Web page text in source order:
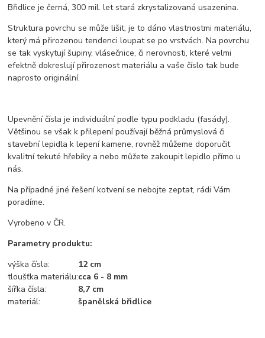
Břidlice je černá, 300 mil. let stará zkrystalizovaná usazenina.
Struktura povrchu se může lišit, je to dáno vlastnostmi materiálu,
který má přirozenou tendenci loupat se po vrstvách. Na povrchu
se tak vyskytují šupiny, vlásečnice, či nerovnosti, které velmi
efektně dokreslují přirozenost materiálu a vaše číslo tak bude
naprosto originální.
Upevnění čísla je individuální podle typu podkladu (fasády).
Většinou se však k přilepení používají běžná průmyslová či
stavební lepidla k lepení kamene, rovněž můžeme doporučit
kvalitní tekuté hřebíky a nebo můžete zakoupit lepidlo přímo u
nás.
Na případné jiné řešení kotvení se nebojte zeptat, rádi Vám
poradíme.
Vyrobeno v ČR.
Parametry produktu:
výška čísla:
12 cm
tloušťka materiálu:cca 6 - 8 mm
šířka čísla:
8,7 cm
materiál:
španělská břidlice